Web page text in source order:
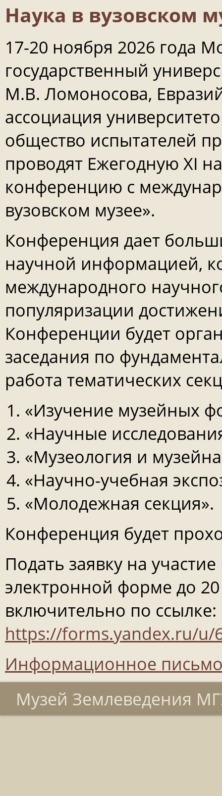
Наука в вузовском
17-20 ноября 2026 года
государственный
М.В. Ломоносова,
ассоциация
общество испытателей
проводят Ежегодную XI
конференцию с
вузовском музее».
Конференция дает
научной информацией,
международного
популяризации
Конференции будет
заседания по
работа тематических
«Изучение музейных
«Научные
«Музеология и
«Научно-учебная
«Молодежная секция».
Конференция будет
Подать заявку на
электронной форме до 20
включительно по ссылке:
https://forms.yandex.ru/u/
Информационное
Музей Землеведения